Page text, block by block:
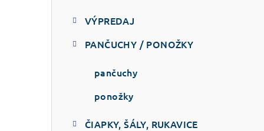
VÝPREDAJ
PANČUCHY / PONOŽKY
pančuchy
ponožky
ČIAPKY, ŠÁLY, RUKAVICE